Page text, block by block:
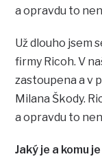
a opravdu to
Už dlouho jsem
firmy Ricoh. V
zastoupena a v
Milana Škody.
a opravdu to
Jaký je a komu